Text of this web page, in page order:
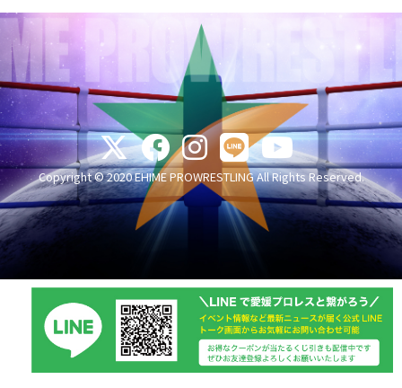
Copyright © 2020 EHIME PROWRESTLING All Rights Reserved.